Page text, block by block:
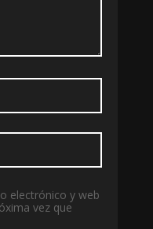
electrónico y web
vez que